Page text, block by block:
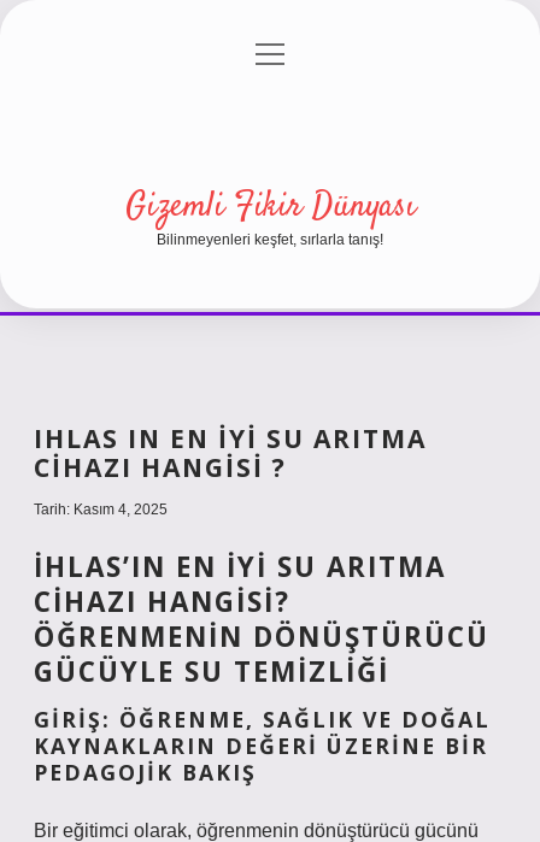
Gizlilik Politikası
menüyü
Gizemli Fikir Dünyası
Bilinmeyenleri keşfet, sırlarla tanış!
IHLAS IN EN IYI SU ARITMA
CIHAZI HANGISI ?
Tarih: Kasım 4, 2025
İHLAS’IN EN İYI SU ARITMA
CIHAZI HANGISI?
ÖĞRENMENIN DÖNÜŞTÜRÜCÜ
GÜCÜYLE SU TEMIZLIĞI
GIRIŞ: ÖĞRENME, SAĞLIK VE DOĞAL
KAYNAKLARIN DEĞERI ÜZERINE BIR
PEDAGOJIK BAKIŞ
Bir eğitimci olarak, öğrenmenin dönüştürücü gücünü